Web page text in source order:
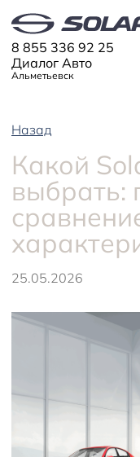
Диалог Авто
Альметьевск
8 855 336 92 25
Назад
Какой
выбрать:
25.05.2026